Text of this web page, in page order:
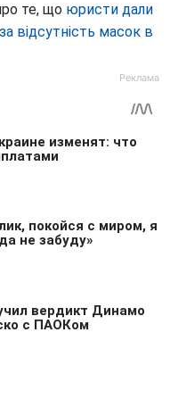
те, що юристи дали
відсутність масок в